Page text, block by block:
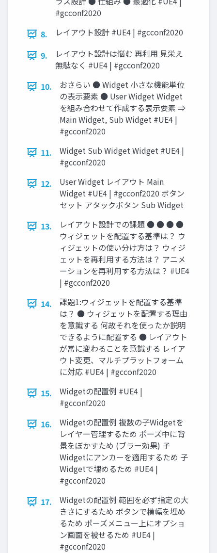
#gcconf2020
8.
レイアウト設計 #UE4 | #gcconf2020
9.
レイアウト設計は悩む 再利用 見栄え
無駄なく #UE4 | #gcconf2020
10.
おさらい ● Widget 小さな機能単位
の表示要素 ● User Widget Widget
を組み合わせて作成する表示要素 ⇒
Main Widget, Sub Widget #UE4 |
#gcconf2020
11.
Widget Sub Widget Widget #UE4 |
#gcconf2020
12.
User Widget レイアウト Main
Widget #UE4 | #gcconf2020 ボタン
セット アタックボタン Sub Widget
13.
レイアウト設計での課題 ● ● ● ●
ウィジェットを配置する基準は？ ウ
ィジェットの使い分け方は？ ウィジ
ェットを再利用する方法は？ アニメ
ーションを再利用する方法は？ #UE4
| #gcconf2020
14.
課題1:ウィジェットを配置する基準
は？ ● ウィジェットを配置する理由
を意識する 何故それを使ったか説明
できるように配置する ● レイアウト
が常に変わることを意識する レイア
ウト変更、マルチプラットフォーム
に対応 #UE4 | #gcconf2020
15.
Widgetの配置例 #UE4 |
#gcconf2020
16.
Widgetの配置例 複数の子Widgetを
レイヤー管理するため ポーズ中に背
景をぼかすため (ブラー効果) 子
Widgetにアンカーを適用するため 子
Widgetで埋めるため #UE4 |
#gcconf2020
17.
Widgetの配置例 範囲を必ず指定の大
きさにするため ボタンで横幅を埋め
るため ポーズメニュー上にオプショ
ン画面を被せるため #UE4 |
#gcconf2020